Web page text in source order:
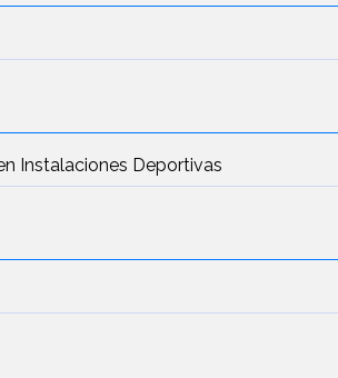
Instalaciones Deportivas